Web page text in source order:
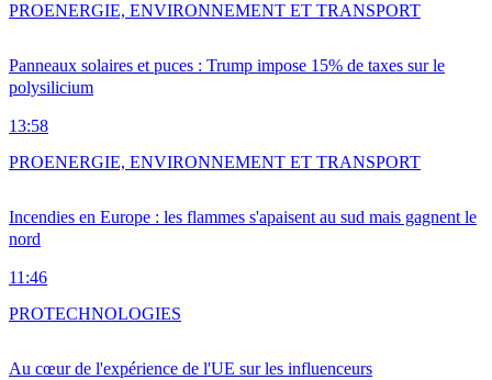
Panneaux solaires et puces : Trump impose 15% de taxes sur le
polysilicium
13:58
PROENERGIE, ENVIRONNEMENT ET TRANSPORT
Incendies en Europe : les flammes s'apaisent au sud mais gagnent le
nord
11:46
PROENERGIE, ENVIRONNEMENT ET TRANSPORT
Au cœur de l'expérience de l'UE sur les influenceurs
PROTECHNOLOGIES